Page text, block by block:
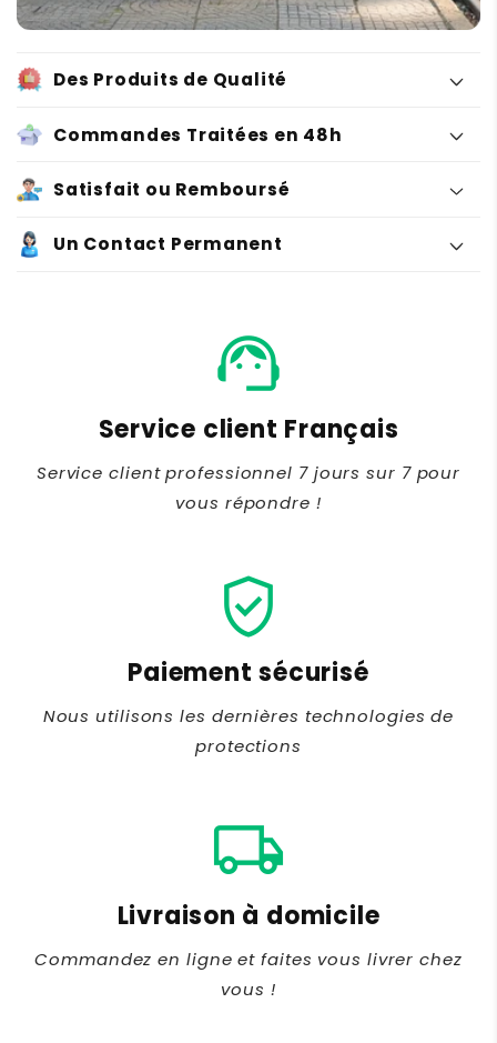
l
Des Produits de Qualité
Commandes Traitées en 48h
Satisfait ou Remboursé
Un Contact Permanent
support_agent
Service client Français
Service client professionnel 7 jours sur 7 pour
vous répondre !
verified_user
Paiement sécurisé
Nous utilisons les dernières technologies de
protections
local_shipping
Livraison à domicile
Commandez en ligne et faites vous livrer chez
vous !